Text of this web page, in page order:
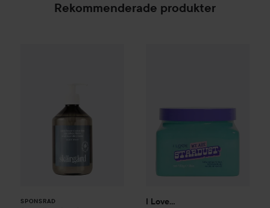
Rekommenderade produkter
SPONSRAD I Love...